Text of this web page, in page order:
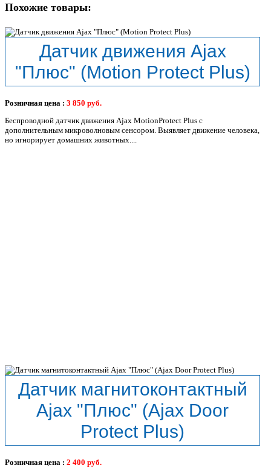
Похожие товары:
Датчик движения Ajax
"Плюс" (Motion Protect Plus)
Розничная цена : 3 850 руб.
Беспроводной датчик движения Ajax MotionProtect Plus с
дополнительным микроволновым сенсором. Выявляет движение человека,
но игнорирует домашних животных....
Датчик магнитоконтактный
Ajax "Плюс" (Ajax Door
Protect Plus)
Розничная цена : 2 400 руб.